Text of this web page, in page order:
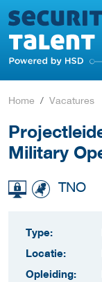
Home Vacatures
Military
TNO
Type:
Locatie:
Opleiding: